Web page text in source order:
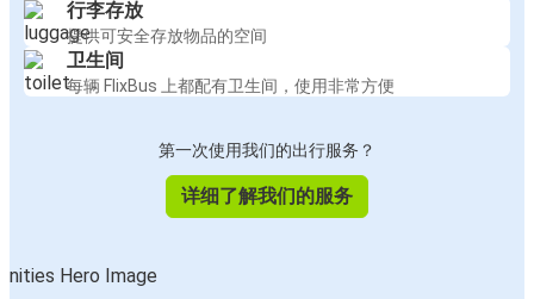
行李存放
提供可安全存放物品的空间
卫生间
每辆 FlixBus 上都配有卫生间，使用非常方便
第一次使用我们的出行服务？
详细了解我们的服务